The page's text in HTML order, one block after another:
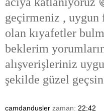
geçirmeniz , uygun
olan kıyafetler
beklerim
alışverişleriniz
şekilde güzel
camdandusler zaman: 22:42